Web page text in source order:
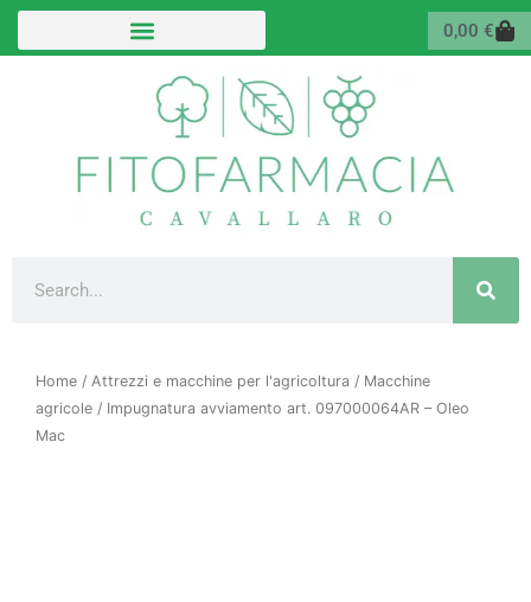
Vai
0,00 €
Home / Attrezzi e macchine per l'agricoltura / Macchine
agricole / Impugnatura avviamento art. 097000064AR – Oleo
Mac